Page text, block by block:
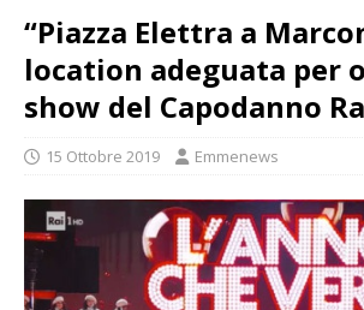
“Piazza Elettra a
location adeguata per
show del Capodanno
15 Ottobre 2019 Emmenews